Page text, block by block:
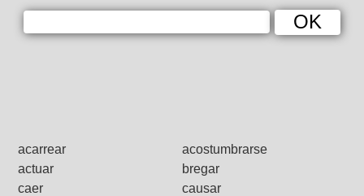
acarrear
acostumbrarse
actuar
bregar
caer
causar